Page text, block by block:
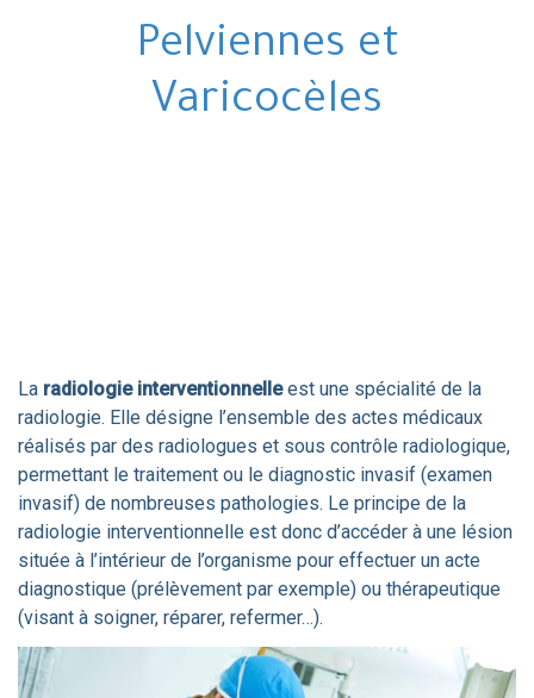
Pelviennes et
Varicocèles
La radiologie interventionnelleest une spécialité de la
radiologie. Elle désigne l’ensemble des actes médicaux
réalisés par des radiologues et sous contrôle radiologique,
permettant le traitement ou le diagnostic invasif (examen
invasif) de nombreuses pathologies. Le principe de la
radiologie interventionnelle est donc d’accéder à une lésion
située à l’intérieur de l’organisme pour effectuer un acte
diagnostique (prélèvement par exemple) ou thérapeutique
(visant à soigner, réparer, refermer…).